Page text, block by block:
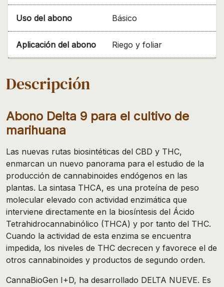
Uso del abono Básico
Aplicación del abono Riego y foliar
Descripción
Abono Delta 9 para el cultivo de
marihuana
Las nuevas rutas biosintéticas del CBD y THC,
enmarcan un nuevo panorama para el estudio de la
producción de cannabinoides endógenos en las
plantas. La sintasa THCA, es una proteína de peso
molecular elevado con actividad enzimática que
interviene directamente en la biosíntesis del Ácido
Tetrahidrocannabinólico (THCA) y por tanto del THC.
Cuando la actividad de esta enzima se encuentra
impedida, los niveles de THC decrecen y favorece el de
otros cannabinoides y productos de segundo orden.
CannaBioGen I+D, ha desarrollado DELTA NUEVE. Es